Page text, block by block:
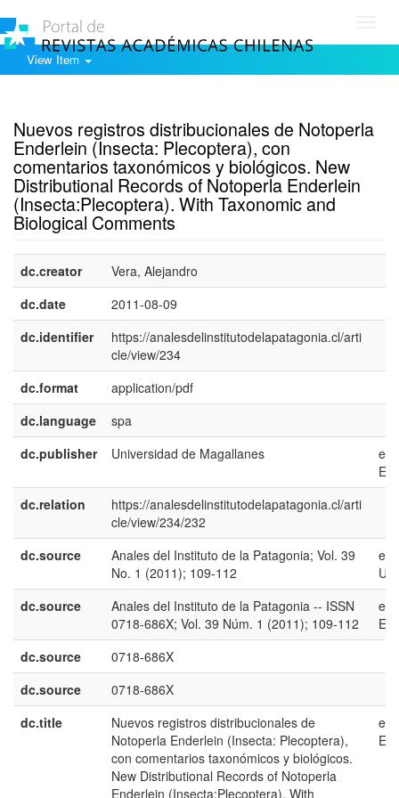
View Item
Nuevos registros distribucionales de Notoperla
Enderlein (Insecta: Plecoptera), con
comentarios taxonómicos y biológicos. New
Distributional Records of Notoperla Enderlein
(Insecta:Plecoptera). With Taxonomic and
Biological Comments
dc.creator
Vera, Alejandro
dc.date
2011-08-09
dc.identifier
https://analesdelinstitutodelapatagonia.cl/arti
cle/view/234
dc.format
application/pdf
dc.language
spa
dc.publisher
Universidad de Magallanes
es-
ES
dc.relation
https://analesdelinstitutodelapatagonia.cl/arti
cle/view/234/232
dc.source
Anales del Instituto de la Patagonia; Vol. 39
No. 1 (2011); 109-112
en-
US
dc.source
Anales del Instituto de la Patagonia -- ISSN
0718-686X; Vol. 39 Núm. 1 (2011); 109-112
es-
ES
dc.source
0718-686X
dc.source
0718-686X
dc.title
Nuevos registros distribucionales de
Notoperla Enderlein (Insecta: Plecoptera),
con comentarios taxonómicos y biológicos.
New Distributional Records of Notoperla
Enderlein (Insecta:Plecoptera). With
es-
ES